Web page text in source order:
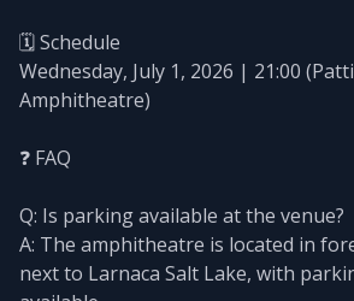
🗓️ Schedule
Wednesday, July 1, 2026 | 21:00
Amphitheatre)
❓ FAQ
Q: Is parking available at the venue?
A: The amphitheatre is located in
next to Larnaca Salt Lake, with